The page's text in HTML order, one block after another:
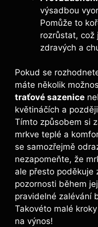
výsadbou
Pomůže to
rozrůstat, což
zdravých a
Pokud se
máte několik
traťové sazenice
květináčích a
Tímto způsobem si
mrkve teplé a
se samozřejmě
nezapomeňte, že
ale přesto poděkuje
pozornosti během
pravidelné zalévání
Takovéto malé
na výnos!